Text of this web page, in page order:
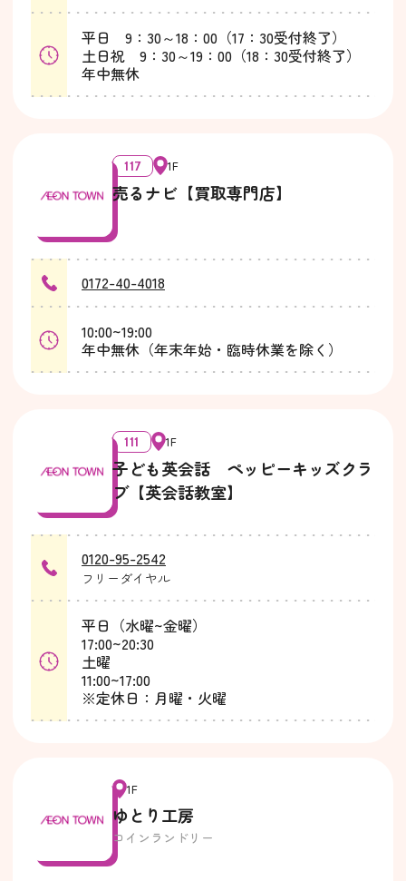
平日 9：30～18：00（17：30受付終了）
土日祝 9：30～19：00（18：30受付終了）
年中無休
117 1F
売るナビ【買取専門店】
0172-40-4018
10:00~19:00
年中無休（年末年始・臨時休業を除く）
111 1F
子ども英会話 ペッピーキッズクラ
ブ【英会話教室】
0120-95-2542
フリーダイヤル
平日（水曜~金曜）
17:00~20:30
土曜
11:00~17:00
※定休日：月曜・火曜
1F
ゆとり工房
コインランドリー